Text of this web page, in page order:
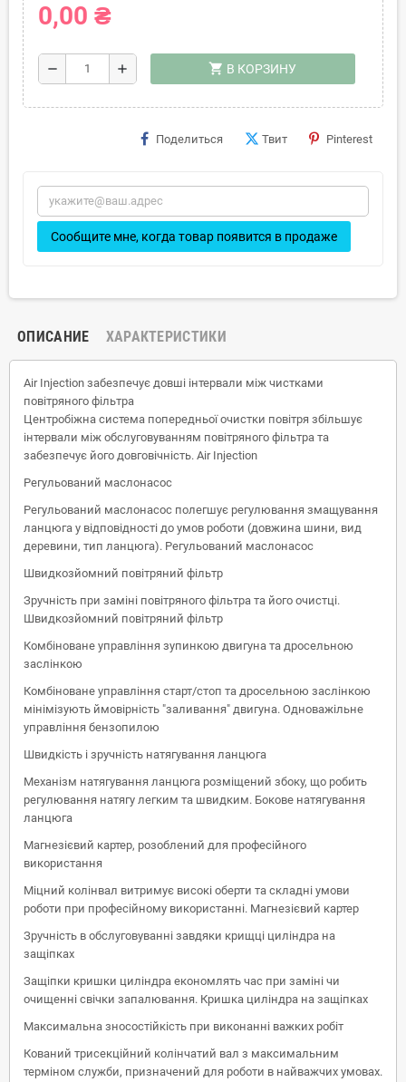
0,00 ₴
remove add shopping_cart В КОРЗИНУ
Поделиться Твит Pinterest
Сообщите мне, когда товар появится в продаже
ОПИСАНИЕ ХАРАКТЕРИСТИКИ
Air Injection забезпечує довші інтервали між чистками
повітряного фільтра
Центробіжна система попередньої очистки повітря збільшує
інтервали між обслуговуванням повітряного фільтра та
забезпечує його довговічність. Air Injection
Регульований маслонасос
Регульований маслонасос полегшує регулювання змащування
ланцюга у відповідності до умов роботи (довжина шини, вид
деревини, тип ланцюга). Регульований маслонасос
Швидкозйомний повітряний фільтр
Зручність при заміні повітряного фільтра та його очистці.
Швидкозйомний повітряний фільтр
Комбіноване управління зупинкою двигуна та дросельною
заслінкою
Комбіноване управління старт/стоп та дросельною заслінкою
мінімізують ймовірність "заливання" двигуна. Одноважільне
управління бензопилою
Швидкість і зручність натягування ланцюга
Механізм натягування ланцюга розміщений збоку, що робить
регулювання натягу легким та швидким. Бокове натягування
ланцюга
Магнезієвий картер, розоблений для професійного
використання
Міцний колінвал витримує високі оберти та складні умови
роботи при професійному використанні. Магнезієвий картер
Зручність в обслуговуванні завдяки крищці циліндра на
защіпках
Защіпки кришки циліндра економлять час при заміні чи
очищенні свічки запалювання. Кришка циліндра на защіпках
Максимальна зносостійкість при виконанні важких робіт
Кований трисекційний колінчатий вал з максимальним
терміном служби, призначений для роботи в найважчих умовах.